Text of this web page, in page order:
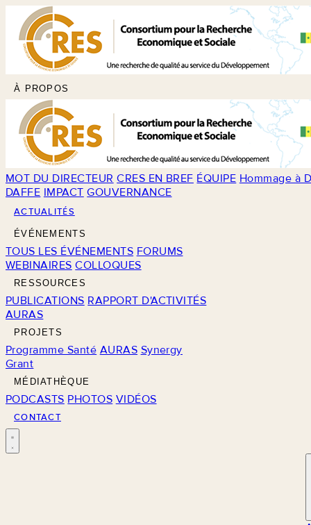
À PROPOS
MOT DU DIRECTEUR CRES EN BREF ÉQUIPE Hommage à
DAFFE IMPACT GOUVERNANCE
ACTUALITÉS
ÉVÉNEMENTS
TOUS LES ÉVÉNEMENTS FORUMS
WEBINAIRES COLLOQUES
RESSOURCES
PUBLICATIONS RAPPORT D'ACTIVITÉS
AURAS
PROJETS
Programme Santé AURAS Synergy
Grant
MÉDIATHÈQUE
PODCASTS PHOTOS VIDÉOS
CONTACT